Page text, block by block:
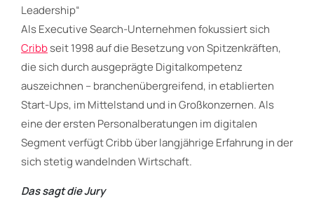
Leadership“
Als Executive Search-Unternehmen fokussiert sich
Cribbseit 1998 auf die Besetzung von Spitzenkräften,
die sich durch ausgeprägte Digitalkompetenz
auszeichnen – branchenübergreifend, in etablierten
Start-Ups, im Mittelstand und in Großkonzernen. Als
eine der ersten Personalberatungen im digitalen
Segment verfügt Cribb über langjährige Erfahrung in der
sich stetig wandelnden Wirtschaft.
Das sagt die Jury